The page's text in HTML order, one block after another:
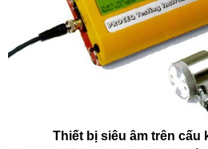
Thiết bị siêu âm trên cấu